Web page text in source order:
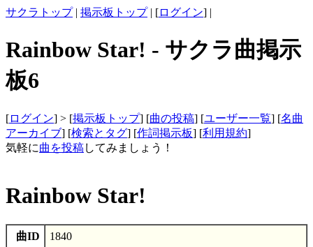
サクラトップ| 掲示板トップ| [ログイン] |
Rainbow Star! - サクラ曲掲示
板6
[ログイン] > [掲示板トップ] [曲の投稿] [ユーザー一覧] [名曲
アーカイブ] [検索とタグ] [作詞掲示板] [利用規約]
気軽に曲を投稿してみましょう！
Rainbow Star!
曲ID 1840